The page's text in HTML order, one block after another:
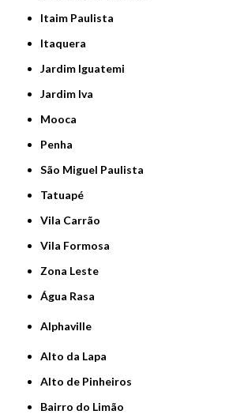
Itaim Paulista
Itaquera
Jardim Iguatemi
Jardim Iva
Mooca
Penha
São Miguel Paulista
Tatuapé
Vila Carrão
Vila Formosa
Zona Leste
Água Rasa
Alphaville
Alto da Lapa
Alto de Pinheiros
Bairro do Limão